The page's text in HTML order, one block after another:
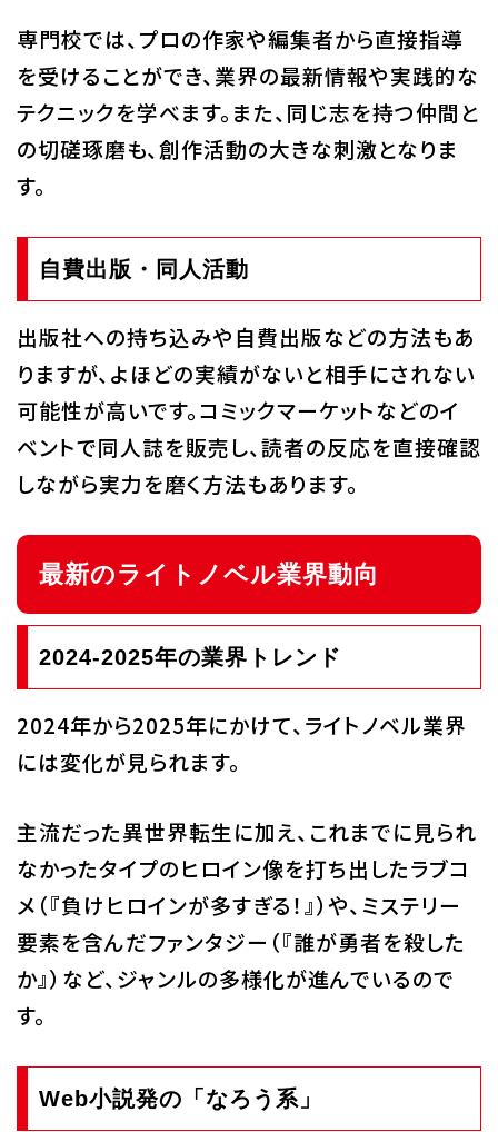
専門校では、プロの作家や編集者から直接指導
を受けることができ、業界の最新情報や実践的な
テクニックを学べます。また、同じ志を持つ仲間と
の切磋琢磨も、創作活動の大きな刺激となりま
す。
自費出版・同人活動
出版社への持ち込みや自費出版などの方法もあ
りますが、よほどの実績がないと相手にされない
可能性が高いです。コミックマーケットなどのイ
ベントで同人誌を販売し、読者の反応を直接確認
しながら実力を磨く方法もあります。
最新のライトノベル業界動向
2024-2025年の業界トレンド
2024年から2025年にかけて、ライトノベル業界
には変化が見られます。
主流だった異世界転生に加え、これまでに見られ
なかったタイプのヒロイン像を打ち出したラブコ
メ（『負けヒロインが多すぎる！』）や、ミステリー
要素を含んだファンタジー（『誰が勇者を殺した
か』）など、ジャンルの多様化が進んでいるので
す。
Web小説発の「なろう系」